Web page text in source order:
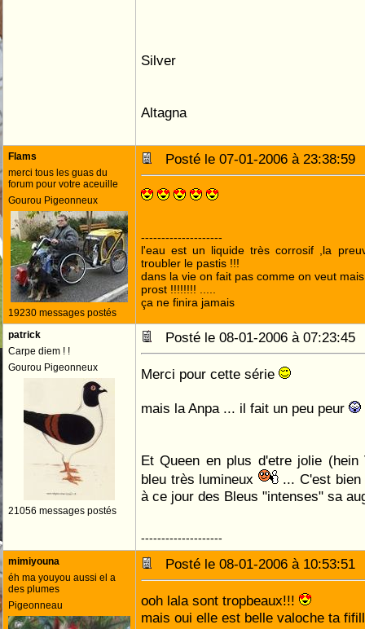
Silver
Altagna
Flams
merci tous les guas du
forum pour votre aceuille
Gourou Pigeonneux
19230 messages postés
Posté le 07-01-2006 à
--------------------
l'eau est un liquide très corrosif ,la
troubler le pastis !!!
dans la vie on fait pas comme on veut
prost !!!!!!!! .....
ça ne finira jamais
patrick
Carpe diem ! !
Gourou Pigeonneux
21056 messages postés
Posté le 08-01-2006 à
Merci pour cette série
mais la Anpa ... il fait un peu peur
Et Queen en plus d'etre jolie
bleu très lumineux
... C'est bien
à ce jour des Bleus "intenses" sa
--------------------
mimiyouna
éh ma youyou aussi el a
des plumes
Pigeonneau
Posté le 08-01-2006 à
ooh lala sont tropbeaux!!!
mais oui elle est belle valoche ta